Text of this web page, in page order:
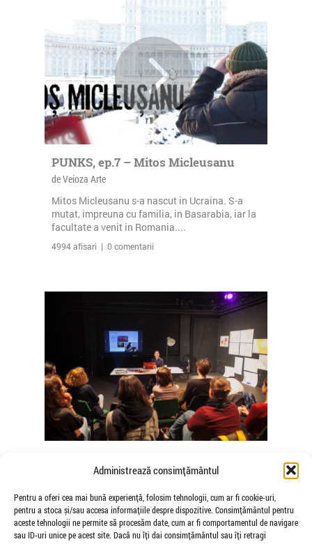
Administrează consimțământul
Pentru a oferi cea mai bună experiență, folosim tehnologii, cum ar fi cookie-uri,
pentru a stoca și/sau accesa informațiile despre dispozitive. Consimțământul pentru
aceste tehnologii ne permite să procesăm date, cum ar fi comportamentul de navigare
sau ID-uri unice pe acest site. Dacă nu îți dai consimțământul sau îți retragi
PUNKS, ep.7 – Mitos Micleusanu
de Veioza Arte
Mitos Micleusanu s-a nascut in Ucraina. S-a
mutat, impreuna cu familia, in Basarabia, iar la
facultate a venit in Romania....
4994 afisari | 0 comentarii
Somatice susținute de coregrafele
Mădălina Dan și Valentina De Piante
Niculae
de Veioza Arte